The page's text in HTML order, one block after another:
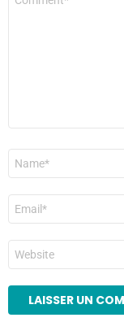
Nom
E-
mail
*
Site
web